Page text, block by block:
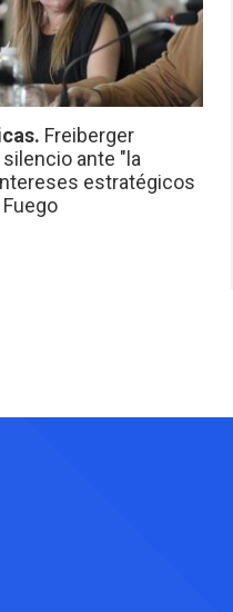
Freiberger
ante "la
estratégicos